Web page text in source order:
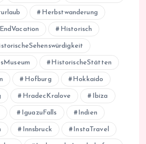
Herbstwanderung
Historisch
HistorischeStätten
Hofburg Hokkaido
HradecKralove Ibiza
IguazuFalls Indien
Innsbruck InstaTravel